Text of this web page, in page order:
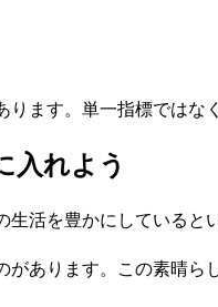
ます。単一指標では
入れよう
活を豊かにしていると
あります。この素晴